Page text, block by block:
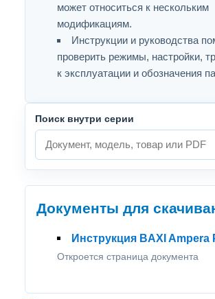
может относиться к нескольким
модификациям.
Инструкции и руководства
проверить режимы, настройки,
к эксплуатации и обозначения
Поиск внутри серии
Документы для
Инструкция BAXI Ampera
Откроется страница документа